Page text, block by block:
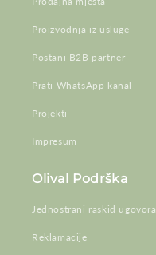
Proizvodnja iz usluge
Postani B2B partner
Prati WhatsApp kanal
Projekti
Impresum
Olival Podrška
Jednostrani raskid ugovora
Reklamacije